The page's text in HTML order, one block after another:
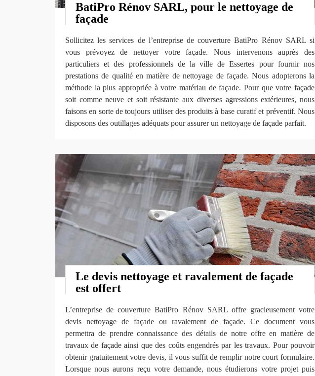
BatiPro Rénov SARL, pour le nettoyage de
façade
Sollicitez les services de l’entreprise de couverture BatiPro Rénov SARL si
vous prévoyez de nettoyer votre façade. Nous intervenons auprès des
particuliers et des professionnels de la ville de Essertes pour fournir nos
prestations de qualité en matière de nettoyage de façade. Nous adopterons la
méthode la plus appropriée à votre matériau de façade. Pour que votre façade
soit comme neuve et soit résistante aux diverses agressions extérieures, nous
faisons en sorte de toujours utiliser des produits à base curatif et préventif. Nous
disposons des outillages adéquats pour assurer un nettoyage de façade parfait.
Le devis nettoyage et ravalement de façade
est offert
L’entreprise de couverture BatiPro Rénov SARL offre gracieusement votre
devis nettoyage de façade ou ravalement de façade. Ce document vous
permettra de prendre connaissance des détails de notre offre en matière de
travaux de façade ainsi que des coûts engendrés par les travaux. Pour pouvoir
obtenir gratuitement votre devis, il vous suffit de remplir notre court formulaire.
Lorsque nous aurons reçu votre demande, nous étudierons votre projet puis